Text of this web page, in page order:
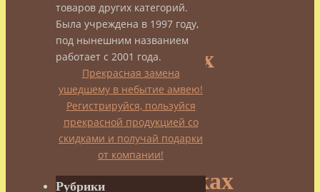
боевых
искусствах
и
силовых
тренировках
товаров других категорий.
Была учреждена в 1997 году,
под нынешним названием
работает с 2001 года.
Прекрасная замена
ушедшему в небытие амвею!
Регистрируйся, пользуйся
прекрасной продукцией со
скидками и получай подарки
от компании!
Рубрики